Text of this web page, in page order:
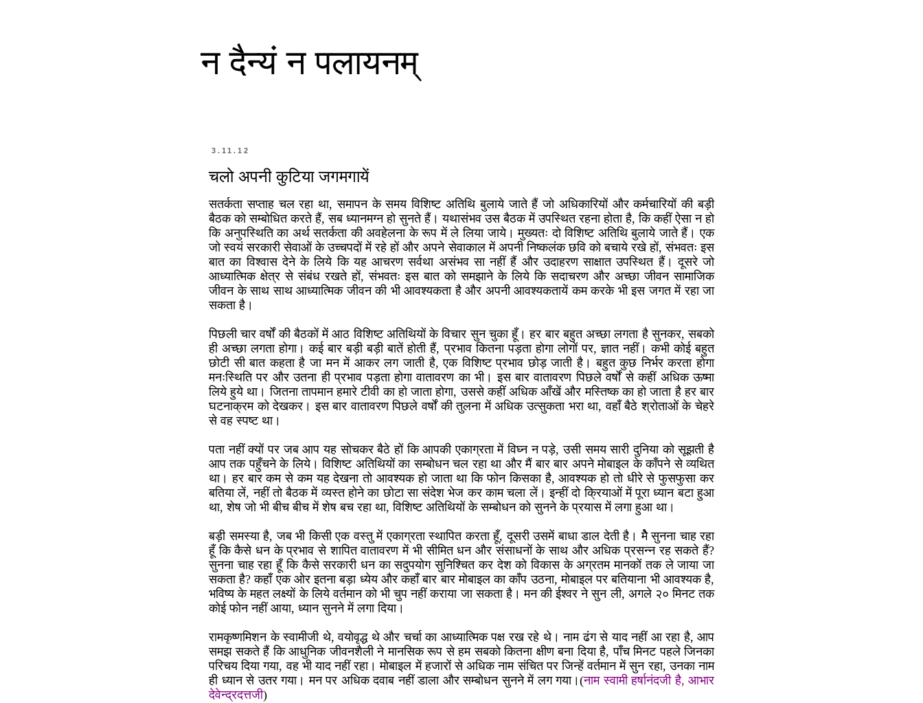
न दैन्यं न पलायनम्
3.11.12
चलो अपनी कुटिया जगमगायें
सतर्कता सप्ताह चल रहा था, समापन के समय विशिष्ट अतिथि बुलाये जाते हैं जो अधिकारियों और कर्मचारियों की बड़ी
बैठक को सम्बोधित करते हैं, सब ध्यानमग्न हो सुनते हैं। यथासंभव उस बैठक में उपस्थित रहना होता है, कि कहीं ऐसा न हो
कि अनुपस्थिति का अर्थ सतर्कता की अवहेलना के रूप में ले लिया जाये। मुख्यतः दो विशिष्ट अतिथि बुलाये जाते हैं। एक
जो स्वयं सरकारी सेवाओं के उच्चपदों में रहे हों और अपने सेवाकाल में अपनी निष्कलंक छवि को बचाये रखे हों, संभवतः इस
बात का विश्वास देने के लिये कि यह आचरण सर्वथा असंभव सा नहीं हैं और उदाहरण साक्षात उपस्थित हैं। दूसरे जो
आध्यात्मिक क्षेत्र से संबंध रखते हों, संभवतः इस बात को समझाने के लिये कि सदाचरण और अच्छा जीवन सामाजिक
जीवन के साथ साथ आध्यात्मिक जीवन की भी आवश्यकता है और अपनी आवश्यकतायें कम करके भी इस जगत में रहा जा
सकता है।
पिछली चार वर्षों की बैठकों में आठ विशिष्ट अतिथियों के विचार सुन चुका हूँ। हर बार बहुत अच्छा लगता है सुनकर, सबको
ही अच्छा लगता होगा। कई बार बड़ी बड़ी बातें होती हैं, प्रभाव कितना पड़ता होगा लोगों पर, ज्ञात नहीं। कभी कोई बहुत
छोटी सी बात कहता है जा मन में आकर लग जाती है, एक विशिष्ट प्रभाव छोड़ जाती है। बहुत कुछ निर्भर करता होगा
मनःस्थिति पर और उतना ही प्रभाव पड़ता होगा वातावरण का भी। इस बार वातावरण पिछले वर्षों से कहीं अधिक ऊष्मा
लिये हुये था। जितना तापमान हमारे टीवी का हो जाता होगा, उससे कहीं अधिक आँखें और मस्तिष्क का हो जाता है हर बार
घटनाक्रम को देखकर। इस बार वातावरण पिछले वर्षों की तुलना में अधिक उत्सुकता भरा था, वहाँ बैठे श्रोताओं के चेहरे
से वह स्पष्ट था।
पता नहीं क्यों पर जब आप यह सोचकर बैठे हों कि आपकी एकाग्रता में विघ्न न पड़े, उसी समय सारी दुनिया को सूझती है
आप तक पहुँचने के लिये। विशिष्ट अतिथियों का सम्बोधन चल रहा था और मैं बार बार अपने मोबाइल के काँपने से व्यथित
था। हर बार कम से कम यह देखना तो आवश्यक हो जाता था कि फोन किसका है, आवश्यक हो तो धीरे से फुसफुसा कर
बतिया लें, नहीं तो बैठक में व्यस्त होने का छोटा सा संदेश भेज कर काम चला लें। इन्हीं दो क्रियाओं में पूरा ध्यान बटा हुआ
था, शेष जो भी बीच बीच में शेष बच रहा था, विशिष्ट अतिथियों के सम्बोधन को सुनने के प्रयास में लगा हुआ था।
बड़ी समस्या है, जब भी किसी एक वस्तु में एकाग्रता स्थापित करता हूँ, दूसरी उसमें बाधा डाल देती है। मैे सुनना चाह रहा
हूँ कि कैसे धन के प्रभाव से शापित वातावरण में भी सीमित धन और संसाधनों के साथ और अधिक प्रसन्न रह सकते हैं?
सुनना चाह रहा हूँ कि कैसे सरकारी धन का सदुपयोग सुनिश्चित कर देश को विकास के अग्रतम मानकों तक ले जाया जा
सकता है? कहाँ एक ओर इतना बड़ा ध्येय और कहाँ बार बार मोबाइल का काँप उठना, मोबाइल पर बतियाना भी आवश्यक है,
भविष्य के महत लक्ष्यों के लिये वर्तमान को भी चुप नहीं कराया जा सकता है। मन की ईश्वर ने सुन ली, अगले २० मिनट तक
कोई फोन नहीं आया, ध्यान सुनने में लगा दिया।
रामकृष्णमिशन के स्वामीजी थे, वयोवृद्ध थे और चर्चा का आध्यात्मिक पक्ष रख रहे थे। नाम ढंग से याद नहीं आ रहा है, आप
समझ सकते हैं कि आधुनिक जीवनशैली ने मानसिक रूप से हम सबको कितना क्षीण बना दिया है, पाँच मिनट पहले जिनका
परिचय दिया गया, वह भी याद नहीं रहा। मोबाइल में हजारों से अधिक नाम संचित पर जिन्हें वर्तमान में सुन रहा, उनका नाम
ही ध्यान से उतर गया। मन पर अधिक दवाब नहीं डाला और सम्बोधन सुनने में लग गया।(नाम स्वामी हर्षानंदजी है, आभार
देवेन्द्रदत्तजी)